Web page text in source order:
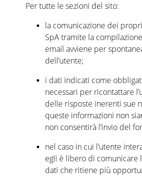
Per tutte le sezioni del sito:
la comunicazione dei
SpA tramite la
email avviene per
dell’utente;
i dati indicati come
necessari per ricontattare
delle risposte inerenti sue
queste informazioni non
non consentirà l’invio del
nel caso in cui l’utente
egli è libero di comunicare
dati che ritiene più